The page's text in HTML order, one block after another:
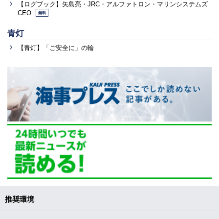
【ログブック】矢島亮・JRC・アルファトロン・マリンシステムズ
CEO
無料
青灯
【青灯】「ご安全に」の輪
推奨環境